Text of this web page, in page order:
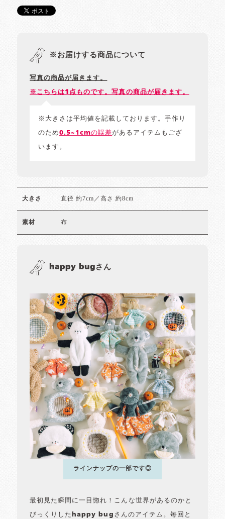
※お届けする商品について
写真の商品が届きます。
※こちらは1点ものです。写真の商品が届きます。
※大きさは平均値を記載しております。手作り
のため0.5~1cmの誤差があるアイテムもござ
います。
大きさ 直径 約7cm／高さ 約8cm
素材 布
happy bugさん
ラインナップの一部です◎
最初見た瞬間に一目惚れ！こんな世界があるのかと
びっくりしたhappy bugさんのアイテム。毎回と